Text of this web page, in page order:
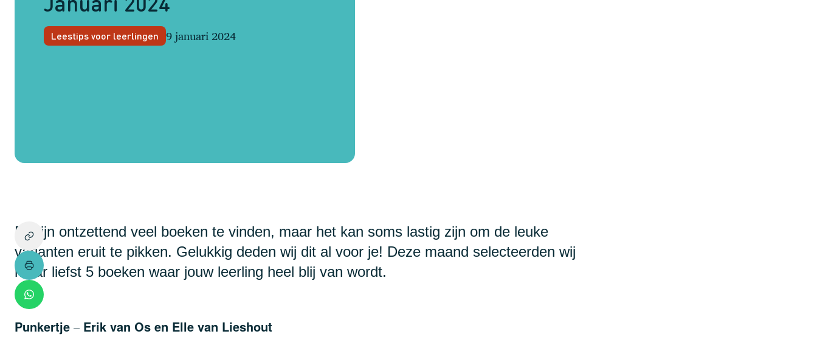
Leestips voor leerlingen 9 januari 2024
Er zijn ontzettend veel boeken te vinden, maar het kan soms lastig zijn om de leuke
varianten eruit te pikken. Gelukkig deden wij dit al voor je! Deze maand selecteerden wij
maar liefst 5 boeken waar jouw leerling heel blij van wordt.
Punkertje – Erik van Os en Elle van Lieshout